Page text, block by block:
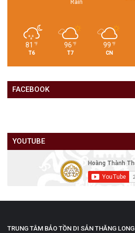
Rain
81 ℉
T6
96 ℉
T7
99 ℉
CN
FACEBOOK
YOUTUBE
TRUNG TÂM BẢO TỒN DI SẢN THĂNG